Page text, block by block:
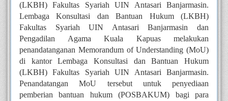
(LKBH) Fakultas Syariah UIN Antasari Banjarmasin.
Lembaga Konsultasi dan Bantuan Hukum (LKBH)
Fakultas Syariah UIN Antasari Banjarmasin dan
Pengadilan Agama Kuala Kapuas melakukan
penandatanganan Memorandum of Understanding (MoU)
di kantor Lembaga Konsultasi dan Bantuan Hukum
(LKBH) Fakultas Syariah UIN Antasari Banjarmasin.
Penandatangan MoU tersebut untuk penyediaan
pemberian bantuan hukum (POSBAKUM) bagi para